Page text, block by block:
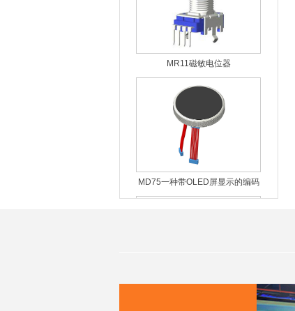
MR11磁敏电位器
MD75一种带OLED屏显示的编码
器模组
MD54一种带数码管显示的编码器